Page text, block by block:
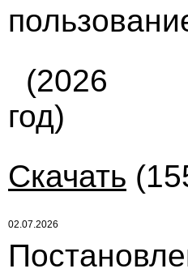
(2026
год)
Скачать
02.07.2026